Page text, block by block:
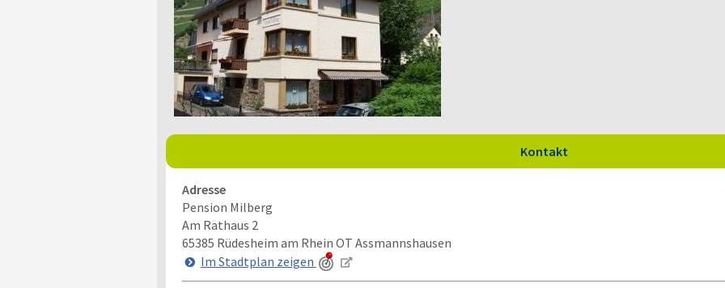
Kontakt
Adresse
Pension Milberg
Am Rathaus 2
65385 Rüdesheim am Rhein OT Assmannshausen
Im Stadtplan zeigen